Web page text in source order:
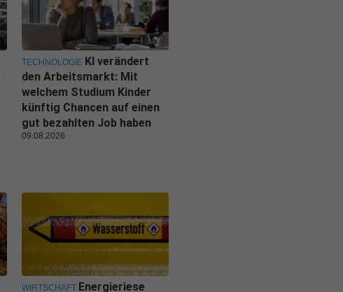
TECHNOLOGIE KI verändert
den Arbeitsmarkt: Mit
welchem Studium Kinder
künftig Chancen auf einen
gut bezahlten Job haben
09.08.2026
WIRTSCHAFT Energieriese